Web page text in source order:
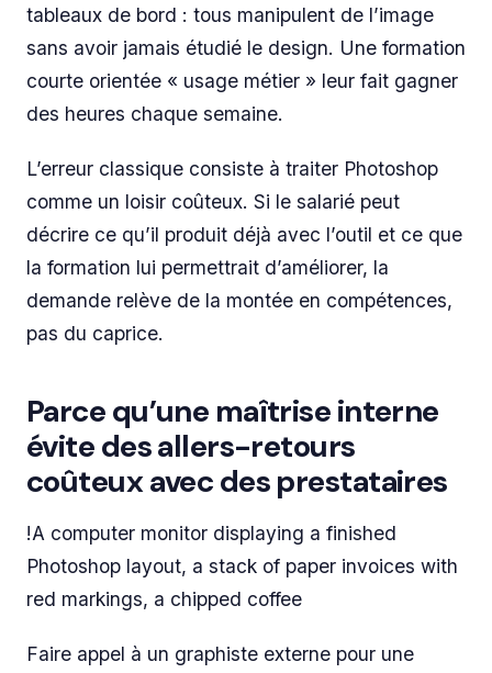
tableaux de bord : tous manipulent de l’image
sans avoir jamais étudié le design. Une formation
courte orientée « usage métier » leur fait gagner
des heures chaque semaine.
L’erreur classique consiste à traiter Photoshop
comme un loisir coûteux. Si le salarié peut
décrire ce qu’il produit déjà avec l’outil et ce que
la formation lui permettrait d’améliorer, la
demande relève de la montée en compétences,
pas du caprice.
Parce qu’une maîtrise interne
évite des allers-retours
coûteux avec des prestataires
!A computer monitor displaying a finished
Photoshop layout, a stack of paper invoices with
red markings, a chipped coffee
Faire appel à un graphiste externe pour une